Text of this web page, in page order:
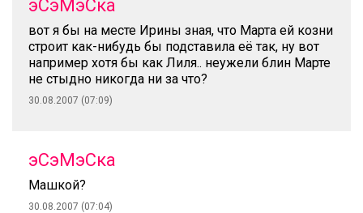
эСэМэСка
вот я бы на месте Ирины зная, что Марта ей козни
строит как-нибудь бы подставила её так, ну вот
например хотя бы как Лиля.. неужели блин Марте
не стыдно никогда ни за что?
30.08.2007 (07:09)
эСэМэСка
Машкой?
30.08.2007 (07:04)